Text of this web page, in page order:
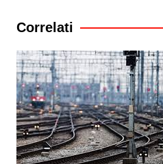
Correlati